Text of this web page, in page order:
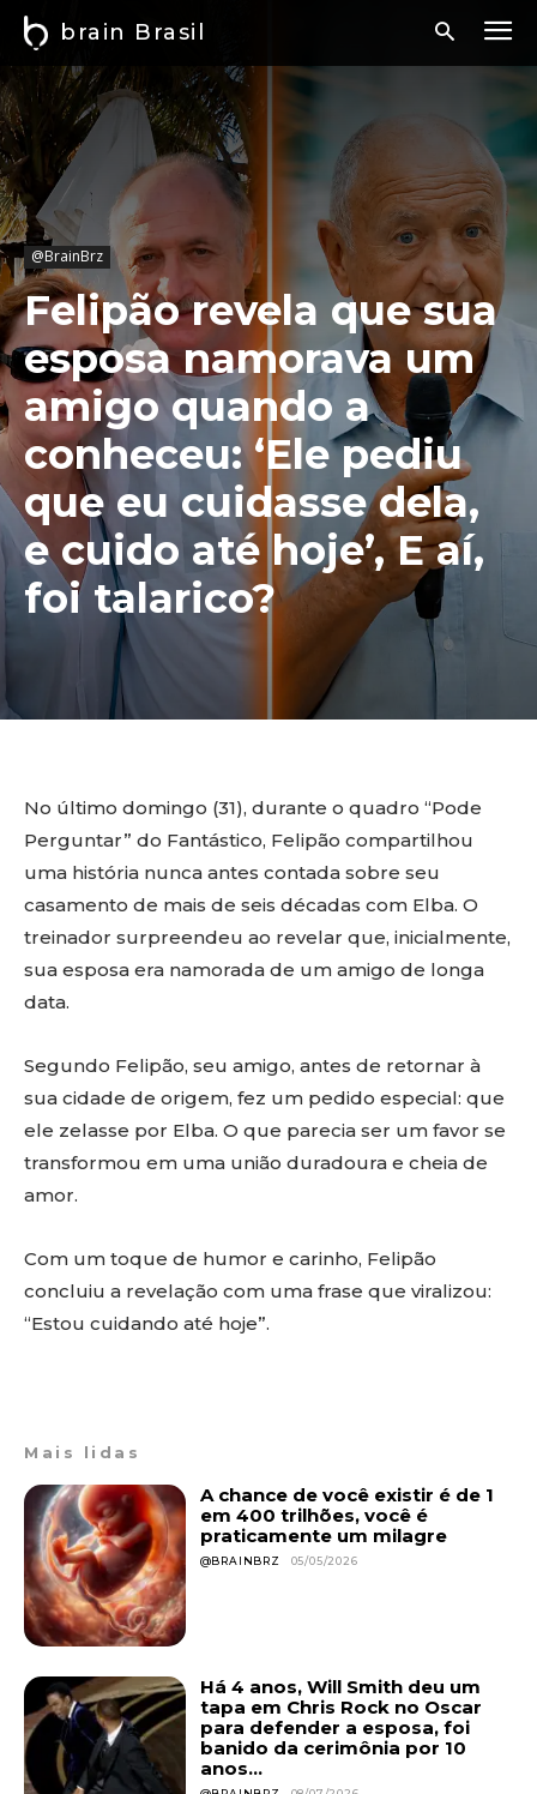
brain Brasil
@BrainBrz
Felipão revela que sua
esposa namorava um
amigo quando a
conheceu: ‘Ele pediu
que eu cuidasse dela,
e cuido até hoje’, E aí,
foi talarico?
No último domingo (31), durante o quadro “Pode
Perguntar” do Fantástico, Felipão compartilhou
uma história nunca antes contada sobre seu
casamento de mais de seis décadas com Elba. O
treinador surpreendeu ao revelar que, inicialmente,
sua esposa era namorada de um amigo de longa
data.
Segundo Felipão, seu amigo, antes de retornar à
sua cidade de origem, fez um pedido especial: que
ele zelasse por Elba. O que parecia ser um favor se
transformou em uma união duradoura e cheia de
amor.
Com um toque de humor e carinho, Felipão
concluiu a revelação com uma frase que viralizou:
“Estou cuidando até hoje”.
Mais lidas
A chance de você existir é de 1
em 400 trilhões, você é
praticamente um milagre
@BRAINBRZ 05/05/2026
Há 4 anos, Will Smith deu um
tapa em Chris Rock no Oscar
para defender a esposa, foi
banido da cerimônia por 10
anos...